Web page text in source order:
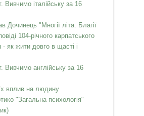
Вивчимо італійську за 16
Дочинець "Многії літа. Благії
104-річного карпатського
як жити довго в щасті і
Вивчимо англійську за 16
вплив на людину
"Загальна психологія"